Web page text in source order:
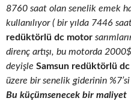
8760 saat olan senelik emek
kullanılıyor ( bir yılda 7446
redüktörlü dc motor
direnç artışı, bu motorda
deyişle Samsun redüktörlü
üzere bir senelik giderinin
Bu küçümsenecek bir maliyet